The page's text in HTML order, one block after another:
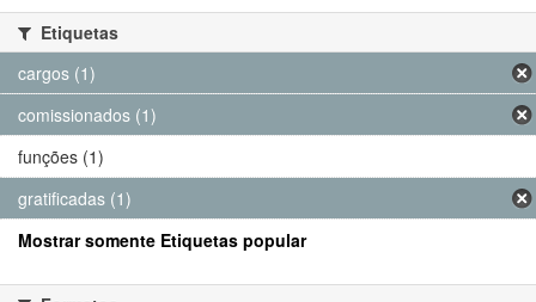
Etiquetas
cargos (1)
comissionados (1)
funções (1)
gratificadas (1)
Mostrar somente Etiquetas popular